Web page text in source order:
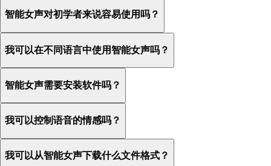
智能女声对初学者来说容易使用吗？
我可以在不同语言中使用智能女声吗？
智能女声需要安装软件吗？
我可以控制语音的情感吗？
我可以从智能女声下载什么文件格式？